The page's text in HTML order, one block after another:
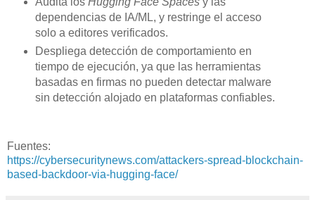
dependencias de IA/ML, y restringe el acceso
solo a editores verificados.
Despliega detección de comportamiento en
tiempo de ejecución, ya que las herramientas
basadas en firmas no pueden detectar malware
sin detección alojado en plataformas confiables.
Fuentes:
https://cybersecuritynews.com/attackers-spread-blockchain-
based-backdoor-via-hugging-face/